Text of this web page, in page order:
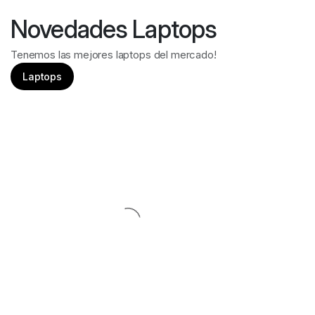
Novedades Laptops
Tenemos las mejores laptops del mercado!
Laptops